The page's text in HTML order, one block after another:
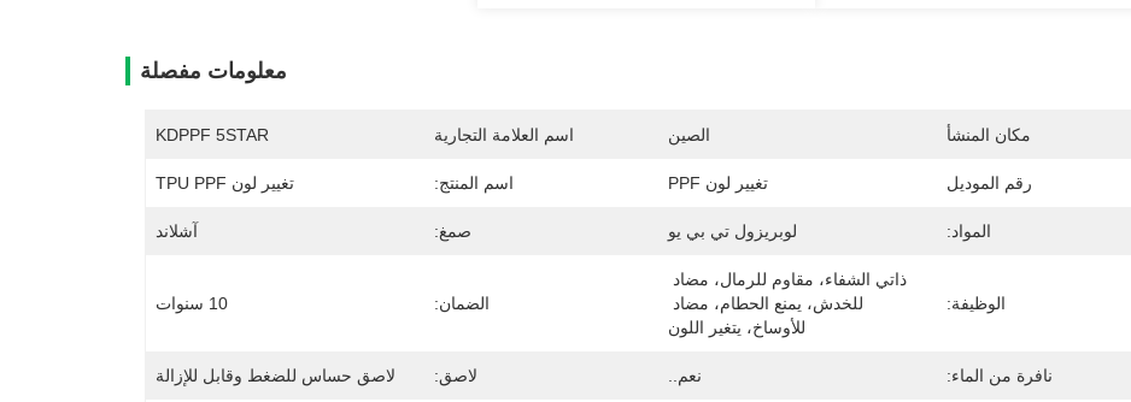
معلومات مفصلة
مكان المنشأ الصين اسم العلامة التجارية KDPPF 5STAR
رقم الموديل تغيير لون PPF اسم المنتج: تغيير لون TPU PPF
المواد: لوبريزول تي بي يو صمغ: آشلاند
الوظيفة:
للأوساخ، يتغير اللون
الضمان: 10 سنوات
نافرة من الماء: نعم.. لاصق: لاصق حساس للضغط وقابل للإزالة